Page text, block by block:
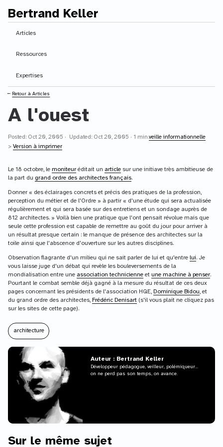
Contenu principal
Bertrand Keller
Articles
Ressources
Expertises
⭠ Retour à Articles
A l'ouest
Posted: Oct 20, 2005 · Updated: Oct 20, 2005 · 1 min.veille informationnelle
> Version à imprimer
Le 18 octobre, le moniteuréditait un article sur une initiave très ambitieuse de
la part du grand ordre des architectes français.
Donner « des éclairages concrets et précis des pratiques de la profession,
perception du métier et de l'Ordre » à partir « d'une étude qui sera actualisée
régulièrement et qui sera basée sur des entretiens et un sondage auprès de
812 architectes. » Voilà bien une pratique que l'ont pensait révolue mais que
seule cette profession est capable de remettre au goût du jour pour arriver à
un résultat presque certain : le manque de présence des architectes sur la
toile ainsi que l'abscence d'ouverture sur les autres disciplines.
Observation flagrante d'un milieu qui ne sait parler de lui et qu'entre lui. Je
vous laisse juge d'un débat qui revèle les bouleversements de la
mondialisation entre une association technicienne et une machine à penser.
Pourtant le combat semble déjà gagné à la mesure du résultat de ces deux
pages concernant les présidents de l'association HQE, Dominique Bidou, et
du grand ordre des architectes, Frédéric Denisart (s'il vous plait ne cliquez pas
sur les sites de cette page).
architecture
Auteur : Bertrand Keller
Développeur pédagogue, veilleur, polémiqueur...
on ne perd pas son temps, on avance.
Sur le même sujet